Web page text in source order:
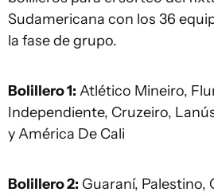
Sudamericana con los 36
la fase de grupo.
Bolillero 1: Atlético Mineiro,
Independiente, Cruzeiro,
y América De Cali
Bolillero 2: Guaraní, Palestino,